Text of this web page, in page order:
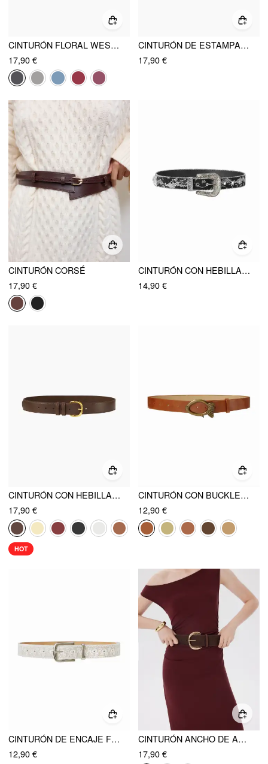
CINTURÓN FLORAL WESTERN
17,90 €
CINTURÓN DE ESTAMPADO DE LEOPARDO
17,90 €
CINTURÓN CORSÉ
17,90 €
CINTURÓN CON HEBILLA GRABADA CON EFECTO SERPIENTE
14,90 €
CINTURÓN CON HEBILLA CLÁSICA
17,90 €
HOT
CINTURÓN CON BUCKLE DE PEZ
12,90 €
CINTURÓN DE ENCAJE FLORAL CON HEBILLA
12,90 €
CINTURÓN ANCHO DE ANTE SINTÉTICO CON HEBILLA
17,90 €